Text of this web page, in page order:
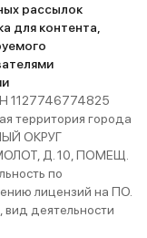
на первом месте. У
комплектации есть
парковки, система
устойчивости, камеры
вида, передние
безопасности,
замков задних дверей. Пока к
машине только
надеюсь на ее
дополнительных
оплата КАСКО,
бензин. Пока не
рассылок
для контента,
1127746774825
территория города
ОКРУГ
Д. 10, ПОМЕЩ.
по
лицензий на ПО.
деятельности